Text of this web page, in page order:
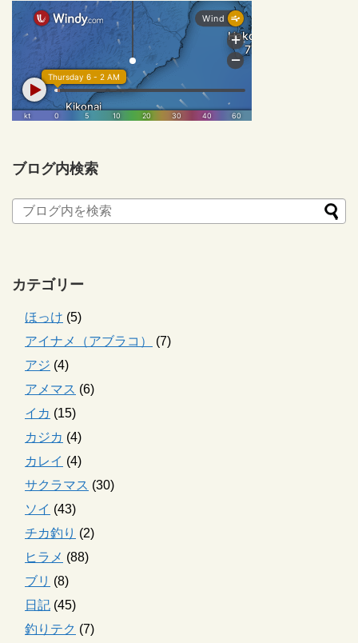
ブログ内検索
カテゴリー
ほっけ (5)
アイナメ（アブラコ）
(7)
アジ (4)
アメマス (6)
イカ (15)
カジカ (4)
カレイ (4)
サクラマス (30)
ソイ (43)
チカ釣り (2)
ヒラメ (88)
ブリ (8)
日記 (45)
釣りテク (7)